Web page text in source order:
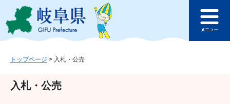
ジ
ュ
このページの本文へ
ュ
トップページ > 入札・公売
入札・公売